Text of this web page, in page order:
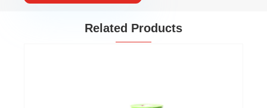
Related Products